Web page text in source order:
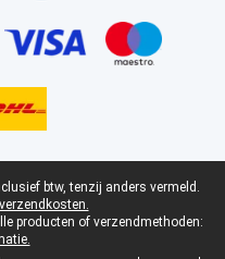
btw, tenzij anders vermeld.
producten of verzendmethoden: